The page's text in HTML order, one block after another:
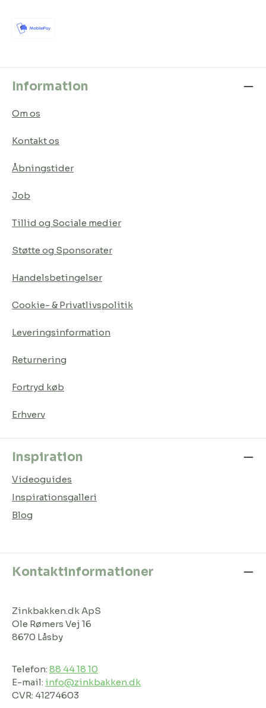
Information
Om os
Kontakt os
Åbningstider
Job
Tillid og Sociale medier
Støtte og Sponsorater
Handelsbetingelser
Cookie- & Privatlivspolitik
Leveringsinformation
Returnering
Fortryd køb
Erhverv
Inspiration
Videoguides
Inspirationsgalleri
Blog
Kontaktinformationer
Zinkbakken.dk ApS
Ole Rømers Vej 16
8670 Låsby
Telefon: 88 44 18 10
E-mail: info@zinkbakken.dk
CVR: 41274603